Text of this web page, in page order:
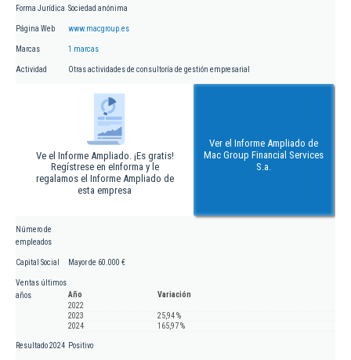
Forma Jurídica Sociedad anónima
Página Web www.macgroup.es
Marcas 1 marcas
Actividad Otras actividades de consultoría de gestión empresarial
Ve el Informe Ampliado. ¡Es gratis!
Regístrese en eInforma y le
regalamos el Informe Ampliado de
esta empresa
Ver el Informe Ampliado de
Mac Group Financial Services
S.a.
Número de
empleados
Capital Social Mayor de 60.000 €
Ventas últimos
años
Año
Variación
2022
2023
25,94 %
2024
165,97 %
Resultado 2024 Positivo